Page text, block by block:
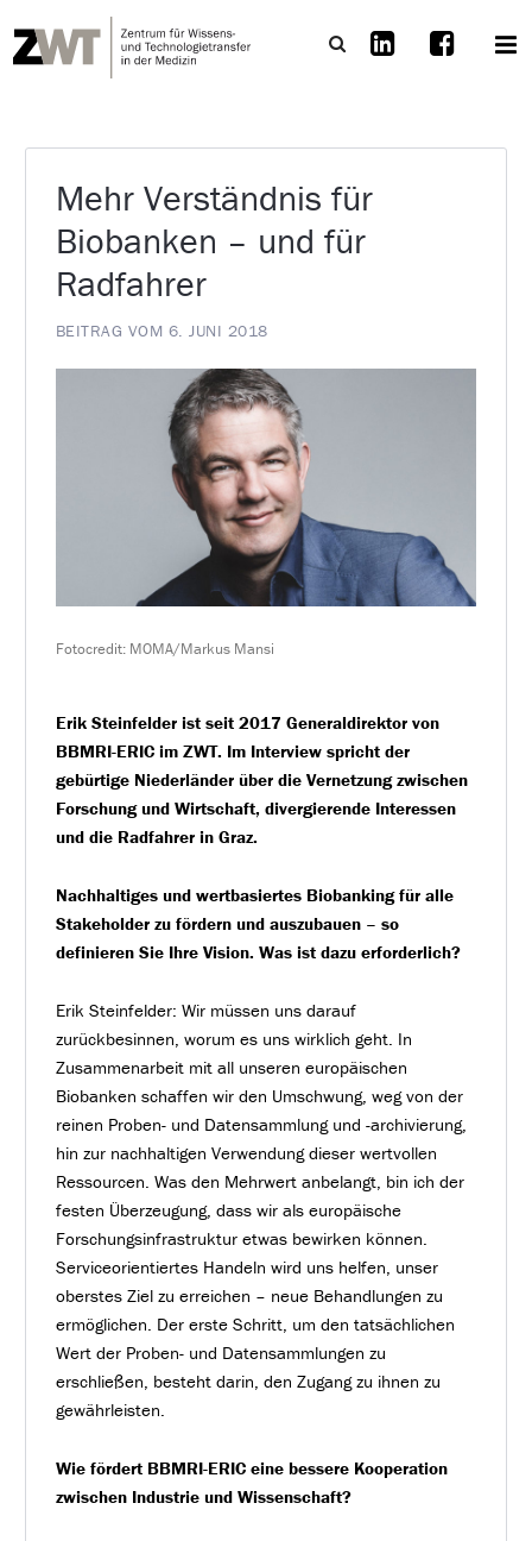
Mehr Verständnis für
Biobanken – und für
Radfahrer
BEITRAG VOM 6. JUNI 2018
Fotocredit: MOMA/Markus Mansi
Erik Steinfelder ist seit 2017 Generaldirektor von
BBMRI-ERIC im ZWT. Im Interview spricht der
gebürtige Niederländer über die Vernetzung zwischen
Forschung und Wirtschaft, divergierende Interessen
und die Radfahrer in Graz.
Nachhaltiges und wertbasiertes Biobanking für alle
Stakeholder zu fördern und auszubauen – so
definieren Sie Ihre Vision. Was ist dazu erforderlich?
Erik Steinfelder: Wir müssen uns darauf
zurückbesinnen, worum es uns wirklich geht. In
Zusammenarbeit mit all unseren europäischen
Biobanken schaffen wir den Umschwung, weg von der
reinen Proben- und Datensammlung und -archivierung,
hin zur nachhaltigen Verwendung dieser wertvollen
Ressourcen. Was den Mehrwert anbelangt, bin ich der
festen Überzeugung, dass wir als europäische
Forschungsinfrastruktur etwas bewirken können.
Serviceorientiertes Handeln wird uns helfen, unser
oberstes Ziel zu erreichen – neue Behandlungen zu
ermöglichen. Der erste Schritt, um den tatsächlichen
Wert der Proben- und Datensammlungen zu
erschließen, besteht darin, den Zugang zu ihnen zu
gewährleisten.
Wie fördert BBMRI-ERIC eine bessere Kooperation
zwischen Industrie und Wissenschaft?